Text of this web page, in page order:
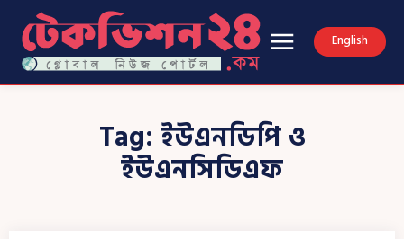
English
Tag: ইউএনডিপি ও
ইউএনসিডিএফ